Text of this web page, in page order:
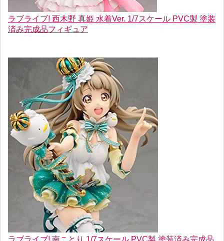
ラブライブ! 西木野 真姫 水着Ver. 1/7スケール PVC製 塗装
済み完成品フィギュア
ラブライブ! 南ことり 1/7スケール PVC製 塗装済み完成品